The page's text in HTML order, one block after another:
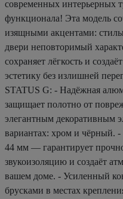
современных интерьерных
функционала! Эта модель
изящными акцентами:
двери неповторимый
сохраняет лёгкость и
эстетику без излишней
STATUS G: - Надёжная
защищает полотно от
элегантным декоративным
вариантах: хром и чёрный.
44 мм — гарантирует
звукоизоляцию и создаёт
вашем доме. - Усиленный
брусками в местах